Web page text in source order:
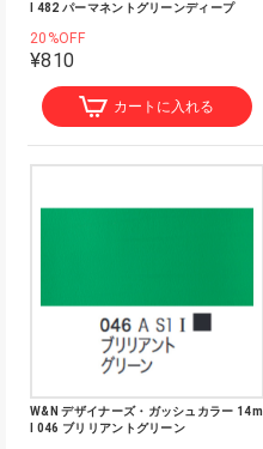
l 482 パーマネントグリーンディープ
20%OFF
¥810
カートに入れる
W&N デザイナーズ・ガッシュカラー 14m
l 046 ブリリアントグリーン